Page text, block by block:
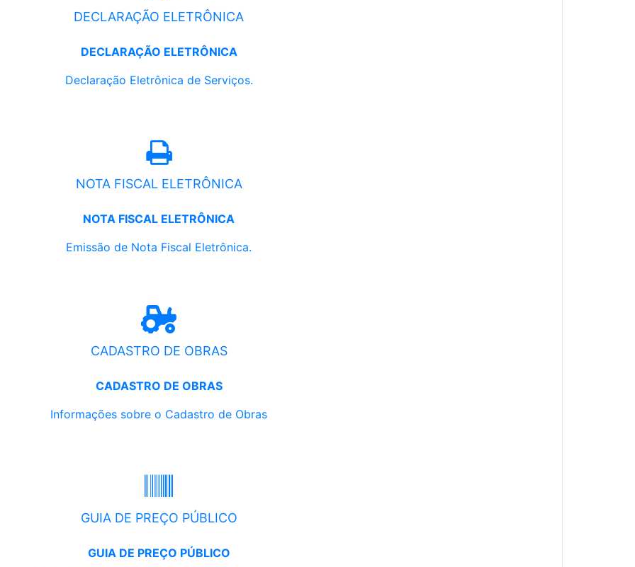
DECLARAÇÃO ELETRÔNICA
DECLARAÇÃO ELETRÔNICA
Declaração Eletrônica de Serviços.
NOTA FISCAL ELETRÔNICA
NOTA FISCAL ELETRÔNICA
Emissão de Nota Fiscal Eletrônica.
CADASTRO DE OBRAS
CADASTRO DE OBRAS
Informações sobre o Cadastro de Obras
GUIA DE PREÇO PÚBLICO
GUIA DE PREÇO PÚBLICO